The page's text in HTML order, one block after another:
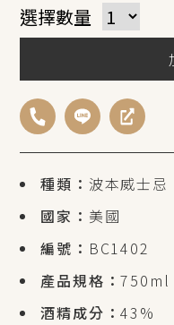
種類： 波本威士忌
國家： 美國
編號： BC1402
產品規格：750ml
酒精成分：43%
選擇數量